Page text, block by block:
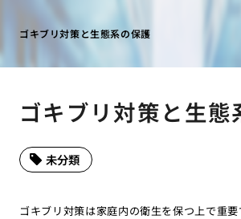
ゴキブリ対策と生態系の保護
ゴキブリ対策と生態
未分類
ゴキブリ対策は家庭内の衛生を保つ上で重